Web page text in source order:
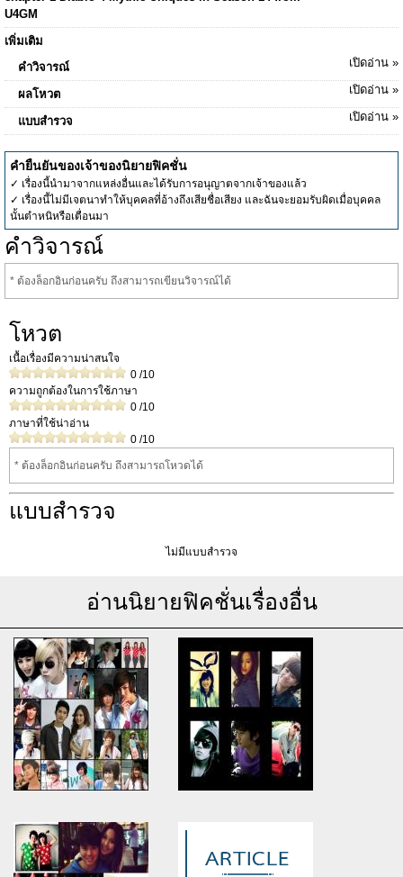
U4GM
เพิ่มเติม
คำวิจารณ์
เปิดอ่าน »
ผลโหวต เปิดอ่าน »
แบบสำรวจ เปิดอ่าน »
คำยืนยันของเจ้าของนิยายฟิคชั่น
✓ เรื่องนี้นำมาจากแหล่งอื่นและได้รับการอนุญาตจากเจ้าของแล้ว
✓ เรื่องนี้ไม่มีเจตนาทำให้บุคคลที่อ้างถึงเสียชื่อเสียง และฉันจะยอมรับผิดเมื่อบุคคล
นั้นตำหนิหรือเตื่อนมา
คำวิจารณ์
* ต้องล็อกอินก่อนครับ ถึงสามารถเขียนวิจารณ์ได้
โหวต
เนื้อเรื่องมีความน่าสนใจ
0 /10
ความถูกต้องในการใช้ภาษา
0 /10
ภาษาที่ใช้น่าอ่าน
0 /10
* ต้องล็อกอินก่อนครับ ถึงสามารถโหวดได้
แบบสำรวจ
ไม่มีแบบสำรวจ
อ่านนิยายฟิคชั่นเรื่องอื่น
Warning: Use of undefined
constant article_topic -
assumed 'article_topic' (this
assumed 'article_topic' (this